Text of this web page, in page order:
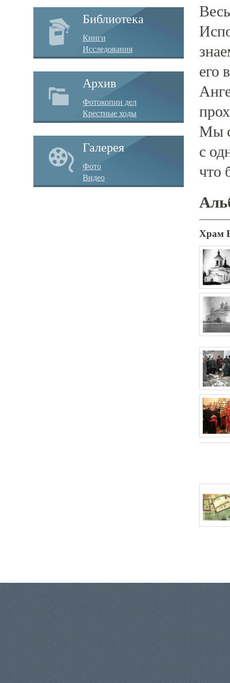
Библиотека
Книги
Исследования
Архив
Фотокопии дел
Крестные ходы
Галерея
Фото
Видео
его
Мы
с
что
Храм